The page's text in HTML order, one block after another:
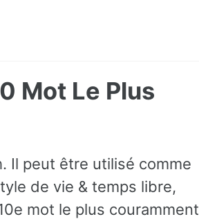
Mot Le Plus
Il peut être utilisé comme
de vie & temps libre,
mot le plus couramment